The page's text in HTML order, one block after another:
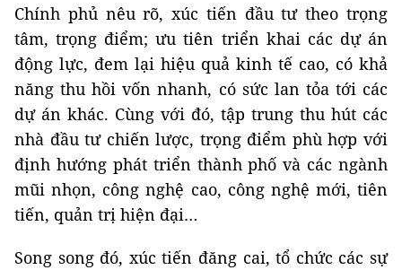
Chính phủ nêu rõ, xúc tiến đầu tư theo trọng
tâm, trọng điểm; ưu tiên triển khai các dự án
động lực, đem lại hiệu quả kinh tế cao, có khả
năng thu hồi vốn nhanh, có sức lan tỏa tới các
dự án khác. Cùng với đó, tập trung thu hút các
nhà đầu tư chiến lược, trọng điểm phù hợp với
định hướng phát triển thành phố và các ngành
mũi nhọn, công nghệ cao, công nghệ mới, tiên
tiến, quản trị hiện đại…
Song song đó, xúc tiến đăng cai, tổ chức các sự